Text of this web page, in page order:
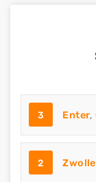
3 Enter,
2 Zwolle